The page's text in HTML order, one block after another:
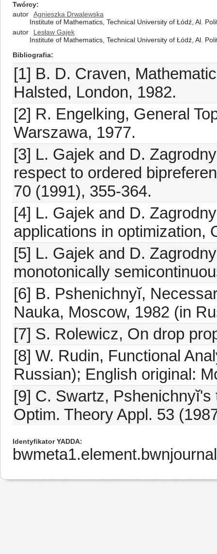
Twórcy
autor
Agnieszka Drwalewska
Institute of Mathematics, Technical University of Łódź, Al.
autor
Lesław Gajek
Institute of Mathematics, Technical University of Łódź, Al.
Bibliografia
[1] B. D. Craven,
Halsted, London, 1982.
[2] R. Engelking, General
Warszawa, 1977.
[3] L. Gajek and D.
respect to ordered
70 (1991), 355-364.
[4] L. Gajek and D.
applications in optimization,
[5] L. Gajek and D.
monotonically
[6] B. Pshenichnyĭ,
Nauka, Moscow, 1982 (in
[7] S. Rolewicz, On drop
[8] W. Rudin, Functional
Russian); English original:
[9] C. Swartz,
Optim. Theory Appl. 53
Identyfikator YADDA